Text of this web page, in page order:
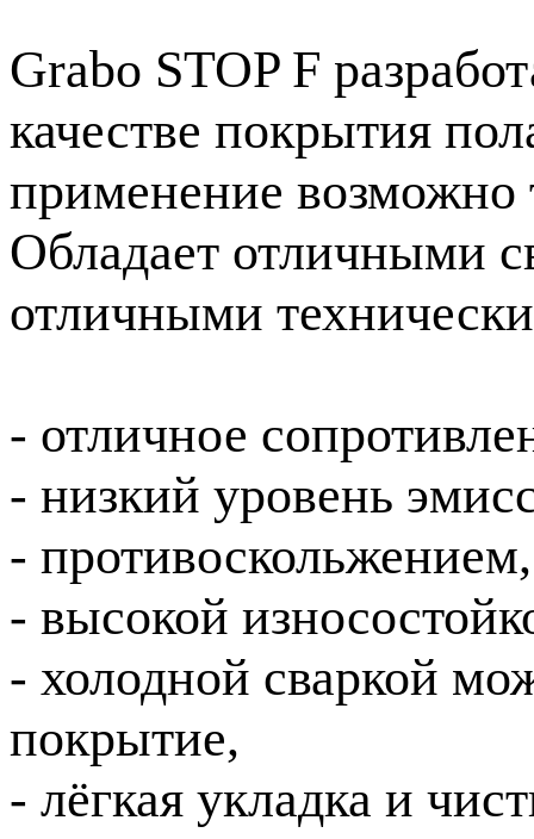
Grabo STOP F
качестве покрытия
применение возможно
Обладает отличными
отличными
- отличное
- низкий уровень
- противоскольжением,
- высокой
- холодной сваркой
покрытие,
- лёгкая укладка и